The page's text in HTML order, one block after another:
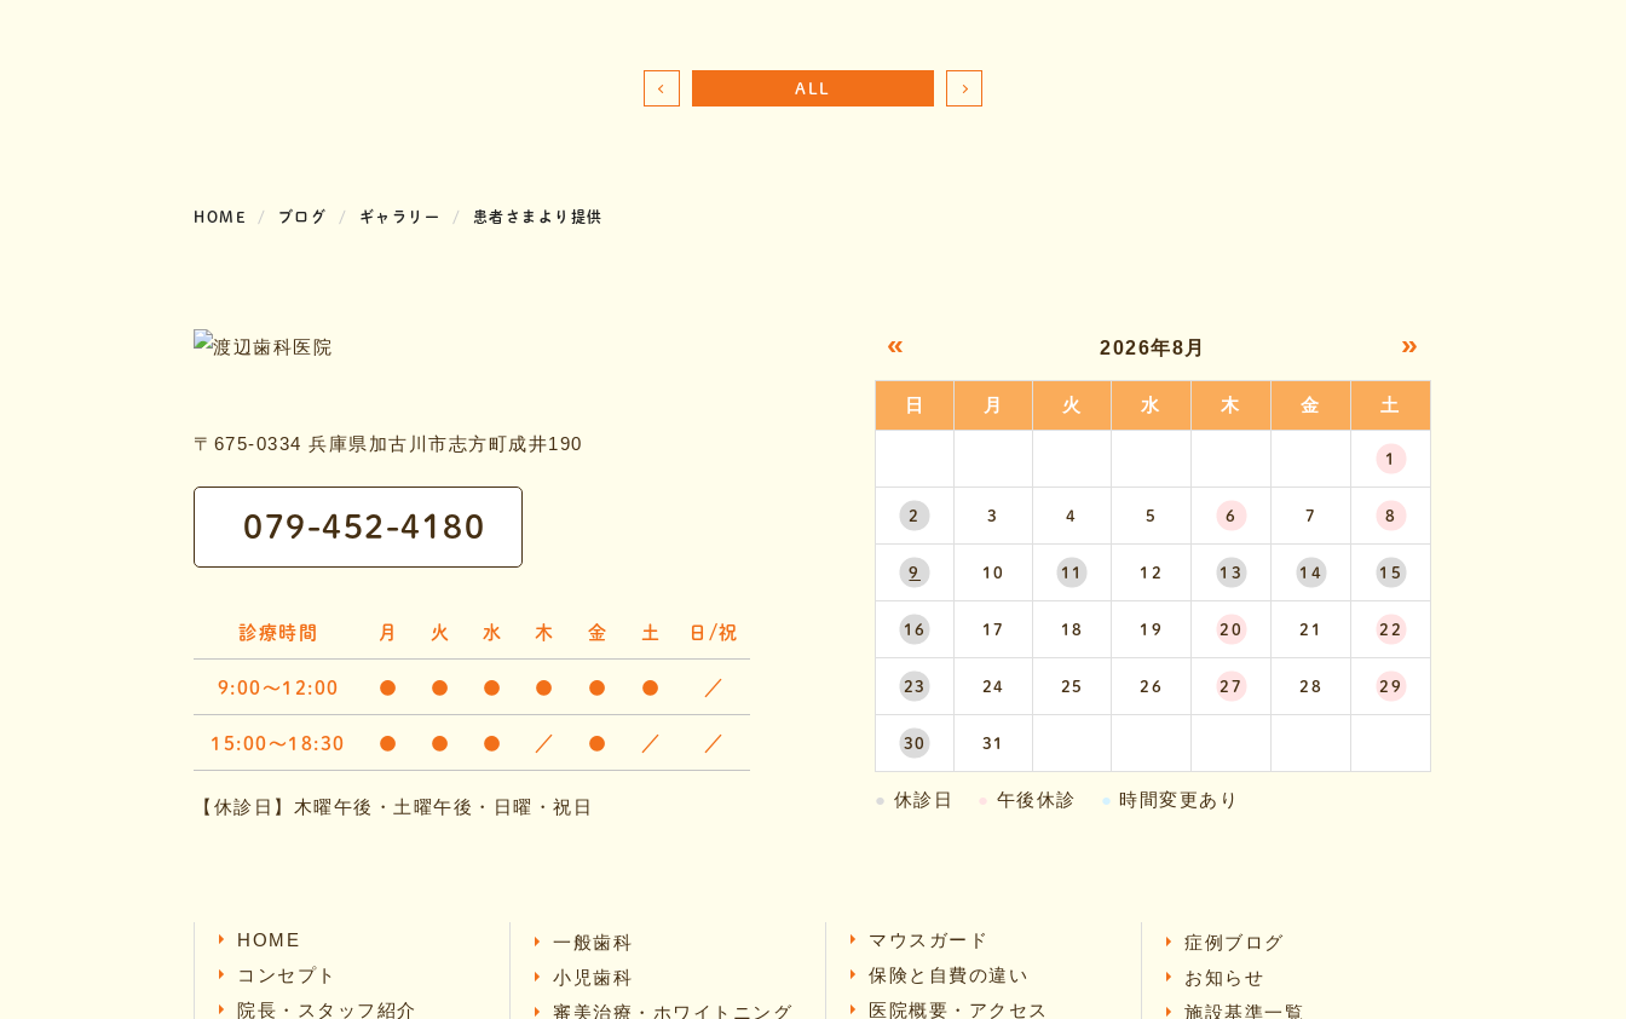
ALL
HOME ブログ ギャラリー 患者さまより提供
〒675-0334 兵庫県加古川市志方町成井190
079-452-4180
診療時間 月 火 水 木 金 土 日/祝
9:00～12:00 ● ● ● ● ● ● ／
15:00～18:30 ● ● ● ／ ● ／ ／
【休診日】木曜午後・土曜午後・日曜・祝日
« 2026年8月 »
日 月 火 水 木 金 土
1
2 3 4 5 6 7 8
9 10 11 12 13 14 15
16 17 18 19 20 21 22
23 24 25 26 27 28 29
30 31
● 休診日 ● 午後休診 ● 時間変更あり
HOME
コンセプト
院長・スタッフ紹介
一般歯科
小児歯科
審美治療・ホワイトニング
マウスガード
保険と自費の違い
医院概要・アクセス
症例ブログ
お知らせ
施設基準一覧